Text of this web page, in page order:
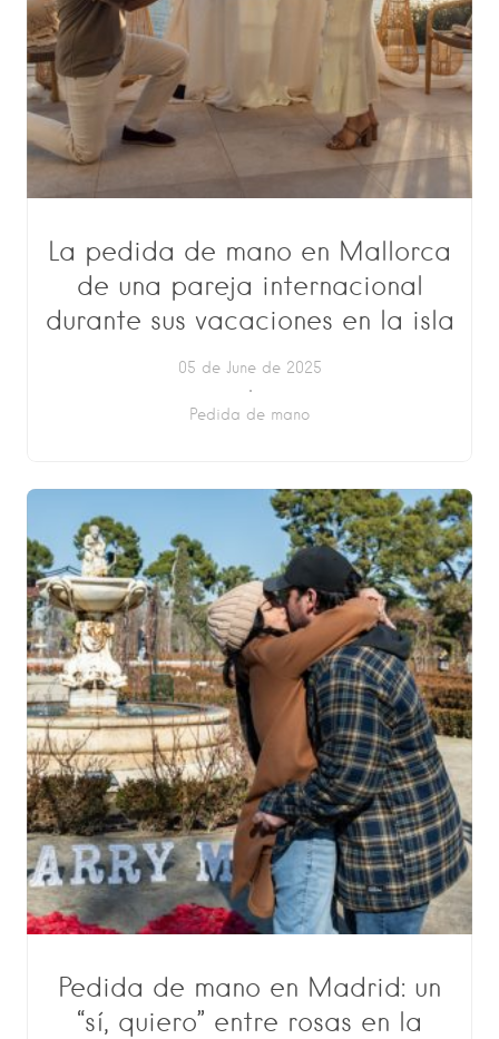
La pedida de mano en Mallorca
de una pareja internacional
durante sus vacaciones en la isla
05 de June de 2025
Pedida de mano
Pedida de mano en Madrid: un
“sí, quiero” entre rosas en la